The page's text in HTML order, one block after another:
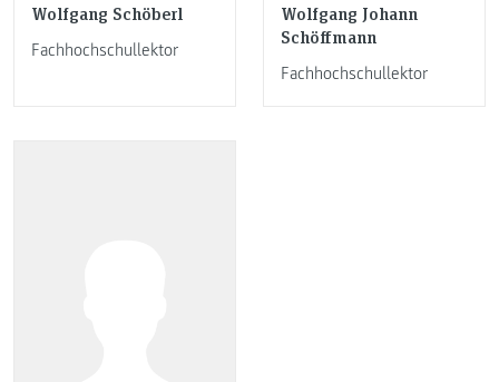
Wolfgang Schöberl
Fachhochschullektor
Wolfgang Johann
Schöffmann
Fachhochschullektor